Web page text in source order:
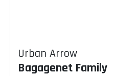
Urban Arrow
Bagagenet Family